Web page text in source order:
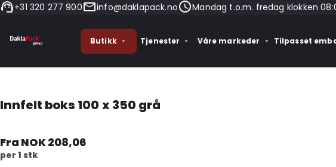
+31 320 277 900 info@daklapack.no Mandag t.o.m. fredag klokken
Butikk Tjenester Våre markeder Tilpasset
Innfelt boks 100 x 350 grå
Fra NOK 208,06
per 1 stk